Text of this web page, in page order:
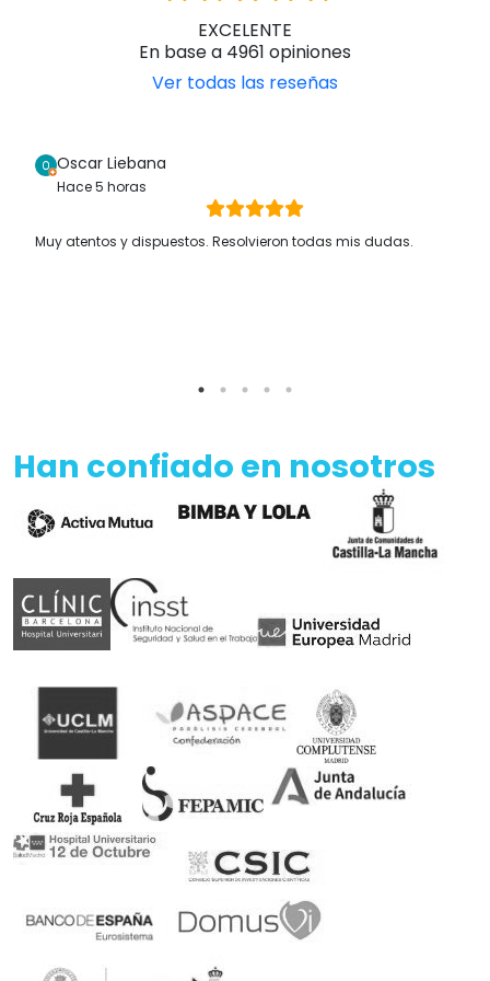
Han confiado en nosotros
Somos patrocinadores de deporte adaptado
Rubén Castilla, Oscar Egéa y Victor Carretón son
nuestros embajadores
Ortopedia concertada con el Servicio Andaluz de
Salud
Podrás canjear tu receta en nuestra ortopedia
100% Pago seguro
Encriptación SSL de último nivel con múltiples